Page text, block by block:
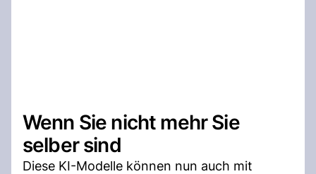
Wenn Sie nicht mehr Sie
selber sind
Diese KI-Modelle können nun auch mit